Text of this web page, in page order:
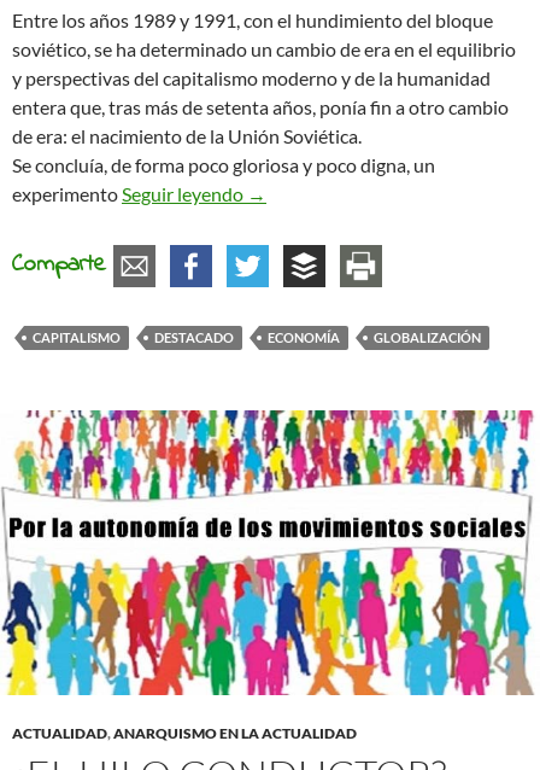
Entre los años 1989 y 1991, con el hundimiento del bloque
soviético, se ha determinado un cambio de era en el equilibrio
y perspectivas del capitalismo moderno y de la humanidad
entera que, tras más de setenta años, ponía fin a otro cambio
de era: el nacimiento de la Unión Soviética.
Se concluía, de forma poco gloriosa y poco digna, un
experimentoSeguir leyendo De la utopía a la distopía
→
Comparte
CAPITALISMO DESTACADO ECONOMÍA GLOBALIZACIÓN
ACTUALIDAD,ANARQUISMO EN LA ACTUALIDAD